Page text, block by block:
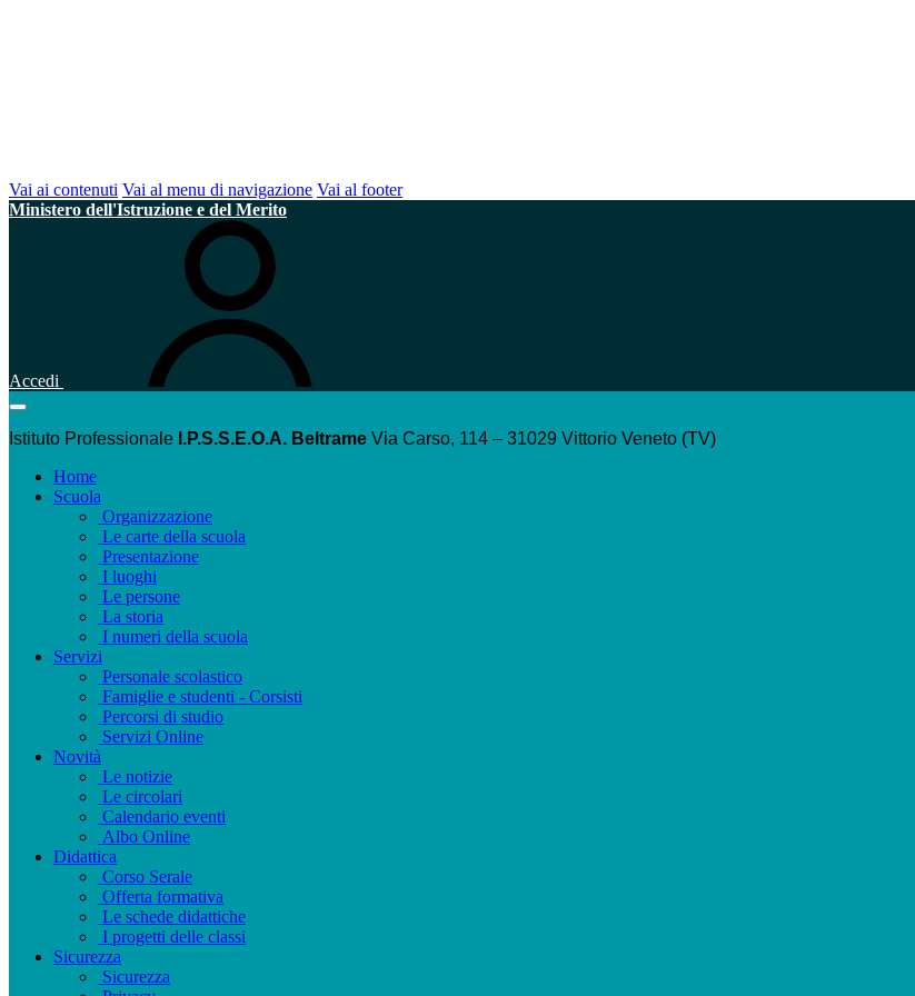
Vai ai contenuti Vai al menu di navigazione Vai al footer
Ministero dell'Istruzione e del Merito
Accedi
Istituto Professionale I.P.S.S.E.O.A. Beltrame Via Carso, 114 – 31029 Vittorio Veneto (TV)
Home
Scuola
Organizzazione
Le carte della scuola
Presentazione
I luoghi
Le persone
La storia
I numeri della scuola
Servizi
Personale scolastico
Famiglie e studenti - Corsisti
Percorsi di studio
Servizi Online
Novità
Le notizie
Le circolari
Calendario eventi
Albo Online
Didattica
Corso Serale
Offerta formativa
Le schede didattiche
I progetti delle classi
Sicurezza
Sicurezza